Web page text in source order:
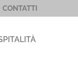
CONTATTI